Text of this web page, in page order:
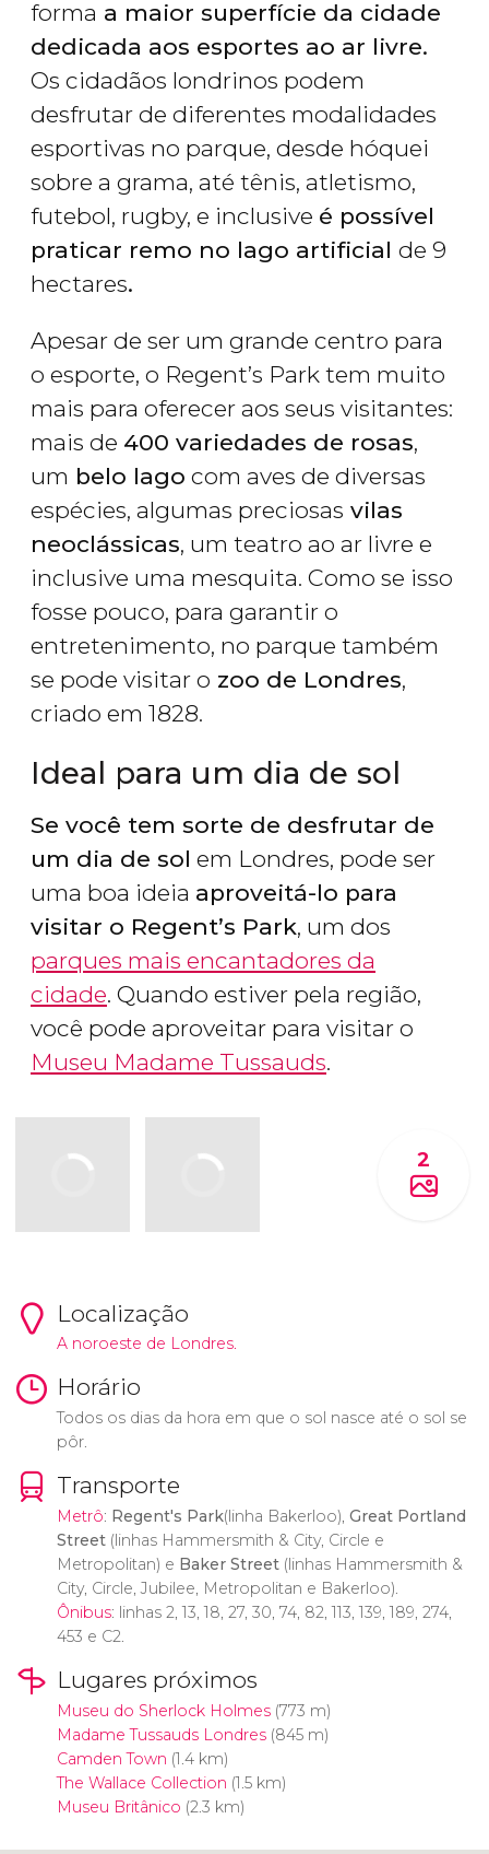
forma a maior superfície da cidade
dedicada aos esportes ao ar livre.
Os cidadãos londrinos podem
desfrutar de diferentes modalidades
esportivas no parque, desde hóquei
sobre a grama, até tênis, atletismo,
futebol, rugby, e inclusive é possível
praticar remo no lago artificial de 9
hectares.
Apesar de ser um grande centro para
o esporte, o Regent’s Park tem muito
mais para oferecer aos seus visitantes:
mais de 400 variedades de rosas,
um belo lago com aves de diversas
espécies, algumas preciosas vilas
neoclássicas, um teatro ao ar livre e
inclusive uma mesquita. Como se isso
fosse pouco, para garantir o
entretenimento, no parque também
se pode visitar o zoo de Londres,
criado em 1828.
Ideal para um dia de sol
Se você tem sorte de desfrutar de
um dia de sol em Londres, pode ser
uma boa ideia aproveitá-lo para
visitar o Regent’s Park, um dos
parques mais encantadores da
cidade. Quando estiver pela região,
você pode aproveitar para visitar o
Museu Madame Tussauds.
2
Localização
A noroeste de Londres.
Horário
Todos os dias da hora em que o sol nasce até o sol se
pôr.
Transporte
Metrô: Regent's Park(linha Bakerloo), Great Portland
Street(linhas Hammersmith & City, Circle e
Metropolitan) e Baker Street(linhas Hammersmith &
City, Circle, Jubilee, Metropolitan e Bakerloo).
Ônibus: linhas 2, 13, 18, 27, 30, 74, 82, 113, 139, 189, 274,
453 e C2.
Lugares próximos
Museu do Sherlock Holmes(773 m)
Madame Tussauds Londres(845 m)
Camden Town (1.4 km)
The Wallace Collection (1.5 km)
Museu Britânico (2.3 km)